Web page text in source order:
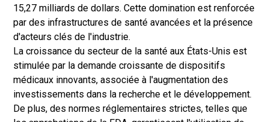
15,27 milliards de dollars. Cette domination est renforcée
par des infrastructures de santé avancées et la présence
d'acteurs clés de l'industrie.
La croissance du secteur de la santé aux États-Unis est
stimulée par la demande croissante de dispositifs
médicaux innovants, associée à l'augmentation des
investissements dans la recherche et le développement.
De plus, des normes réglementaires strictes, telles que